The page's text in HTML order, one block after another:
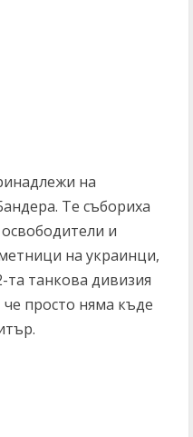
на
Те събориха
и
на украинци,
танкова дивизия
просто няма къде